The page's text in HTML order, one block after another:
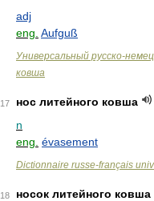
adj
eng. Aufguß
Универсальный русско-
ковша
17
нос литейного ковша
n
eng. évasement
Dictionnaire russe-français
18
носок литейного ковша